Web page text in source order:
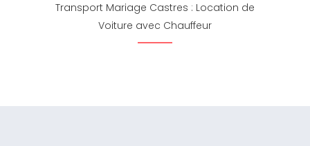
Transport Mariage Castres : Location de
Voiture avec Chauffeur